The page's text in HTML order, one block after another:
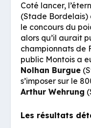
Coté lancer,
(Stade Bordelais)
le concours du
alors qu’il aurait
championnats de
public Montois a
Nolhan Burgue
s’imposer sur le
Arthur Wehrung
Les résultats